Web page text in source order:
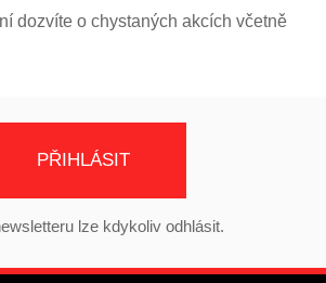
dozvíte o chystaných akcích včetně
PŘIHLÁSIT
lze kdykoliv odhlásit.